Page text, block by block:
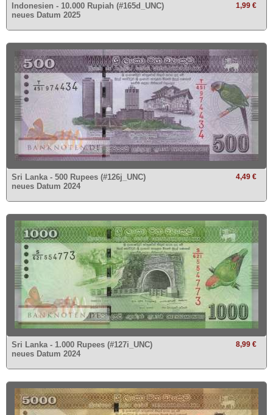
1,99 €
Indonesien - 10.000 Rupiah (#165d_UNC)
neues Datum 2025
4,49 €
Sri Lanka - 500 Rupees (#126j_UNC)
neues Datum 2024
8,99 €
Sri Lanka - 1.000 Rupees (#127i_UNC)
neues Datum 2024